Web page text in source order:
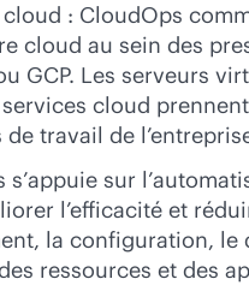
: CloudOps
cloud au sein des
GCP. Les serveurs
cloud
travail de
sur
l’efficacité et
la configuration, le
ressources et des